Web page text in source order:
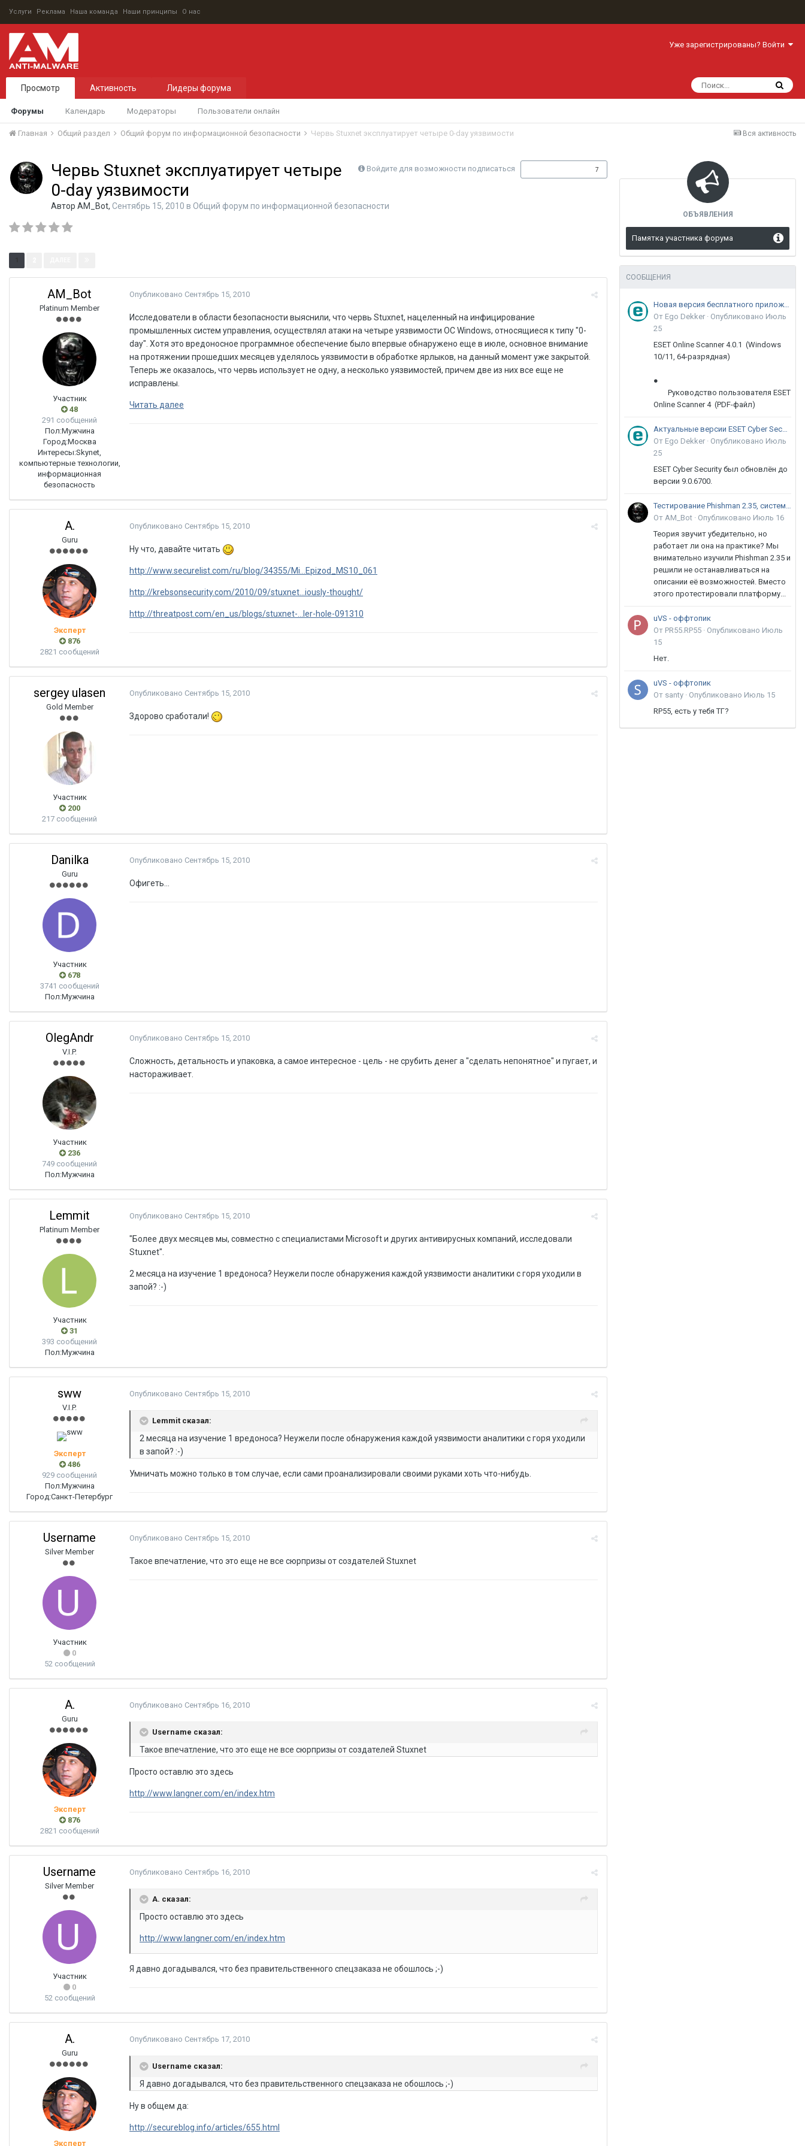
Услуги Реклама Наша команда Наши принципы О нас
Уже зарегистрированы? Войти
Просмотр
Форумы Календарь Модераторы Пользователи онлайн
Активность Лидеры форума
Вся активность
Главная Общий раздел Общий форум по информационной безопасности Червь Stuxnet эксплуатирует четыре 0-day уязвимости
Войдите для возможности подписаться 7
Червь Stuxnet эксплуатирует четыре
0-day уязвимости
Автор AM_Bot, Сентябрь 15, 2010 в Общий форум по информационной безопасности
AM_Bot
Platinum Member
Участник
48
291 сообщений
Пол:Мужчина
Город:Москва
Интересы:Skynet,
компьютерные технологии,
информационная
безопасность
Опубликовано Сентябрь 15, 2010
Исследователи в области безопасности выяснили, что червь Stuxnet, нацеленный на инфицирование
промышленных систем управления, осуществлял атаки на четыре уязвимости ОС Windows, относящиеся к типу "0-
day". Хотя это вредоносное программное обеспечение было впервые обнаружено еще в июле, основное внимание
на протяжении прошедших месяцев уделялось уязвимости в обработке ярлыков, на данный момент уже закрытой.
Теперь же оказалось, что червь использует не одну, а несколько уязвимостей, причем две из них все еще не
исправлены.
Читать далее
A.
Guru
Эксперт
876
2821 сообщений
Опубликовано Сентябрь 15, 2010
Ну что, давайте читать
http://www.securelist.com/ru/blog/34355/Mi...Epizod_MS10_061
http://krebsonsecurity.com/2010/09/stuxnet...iously-thought/
http://threatpost.com/en_us/blogs/stuxnet-...ler-hole-091310
sergey ulasen
Gold Member
Участник
200
217 сообщений
Опубликовано Сентябрь 15, 2010
Здорово сработали!
Danilka
Guru
Участник
678
3741 сообщений
Пол:Мужчина
Опубликовано Сентябрь 15, 2010
Офигеть...
OlegAndr
V.I.P.
Участник
236
749 сообщений
Пол:Мужчина
Опубликовано Сентябрь 15, 2010
Сложность, детальность и упаковка, а самое интересное - цель - не срубить денег а "сделать непонятное" и пугает, и
настораживает.
Lemmit
Platinum Member
Участник
31
393 сообщений
Пол:Мужчина
Опубликовано Сентябрь 15, 2010
"Более двух месяцев мы, совместно с специалистами Microsoft и других антивирусных компаний, исследовали
Stuxnet".
2 месяца на изучение 1 вредоноса? Неужели после обнаружения каждой уязвимости аналитики с горя уходили в
запой? :-)
sww
V.I.P.
Эксперт
486
929 сообщений
Пол:Мужчина
Город:Санкт-Петербург
Опубликовано Сентябрь 15, 2010
Lemmit сказал:
2 месяца на изучение 1 вредоноса? Неужели после обнаружения каждой уязвимости аналитики с горя уходили
в запой? :-)
Умничать можно только в том случае, если сами проанализировали своими руками хоть что-нибудь.
Username
Silver Member
Участник
0
52 сообщений
Опубликовано Сентябрь 15, 2010
Такое впечатление, что это еще не все сюрпризы от создателей Stuxnet
A.
Guru
Эксперт
876
2821 сообщений
Опубликовано Сентябрь 16, 2010
Username сказал:
Такое впечатление, что это еще не все сюрпризы от создателей Stuxnet
Просто оставлю это здесь
http://www.langner.com/en/index.htm
Username
Silver Member
Участник
0
52 сообщений
Опубликовано Сентябрь 16, 2010
A. сказал:
Просто оставлю это здесь
http://www.langner.com/en/index.htm
Я давно догадывался, что без правительственного спецзаказа не обошлось ;-)
A.
Guru
Эксперт
Опубликовано Сентябрь 17, 2010
Username сказал:
Я давно догадывался, что без правительственного спецзаказа не обошлось ;-)
Ну в общем да:
http://secureblog.info/articles/655.html
ОБЪЯВЛЕНИЯ
Памятка участника форума
СООБЩЕНИЯ
Новая версия бесплатного приложения ESET Online Scanner доступна пользователям
От Ego Dekker · Опубликовано Июль
25
ESET Online Scanner 4.0.1 (Windows
10/11, 64-разрядная)
●
Руководство пользователя ESET
Online Scanner 4 (PDF-файл)
Актуальные версии ESET Cyber Security 9
От Ego Dekker · Опубликовано Июль
25
ESET Cyber Security был обновлён до
версии 9.0.6700.
Тестирование Phishman 2.35, системы повышения осведомлённости пользователей в сфере ИБ
От AM_Bot · Опубликовано Июль 16
Теория звучит убедительно, но
работает ли она на практике? Мы
внимательно изучили Phishman 2.35 и
решили не останавливаться на
описании её возможностей. Вместо
этого протестировали платформу...
uVS - оффтопик
От PR55.RP55 · Опубликовано Июль
15
Нет.
uVS - оффтопик
От santy · Опубликовано Июль 15
RP55, есть у тебя ТГ?